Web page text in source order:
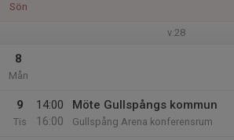
Sön
v.28
8
Mån
9
Tis
14:00
16:00
Möte Gullspångs kommun
Gullspång Arena konferensrum